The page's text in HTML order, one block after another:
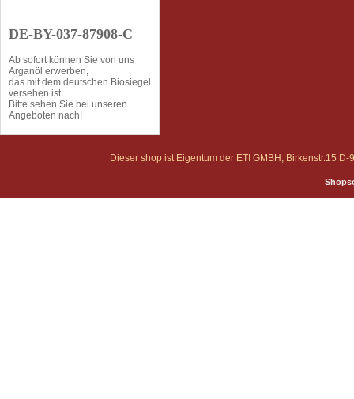
DE-BY-037-87908-C
Ab sofort können Sie von uns
Arganöl erwerben,
das mit dem deutschen Biosiegel
versehen ist
Bitte sehen Sie bei unseren
Angeboten nach!
Dieser shop ist Eigentum der ETI GMBH, Birkenstr.15